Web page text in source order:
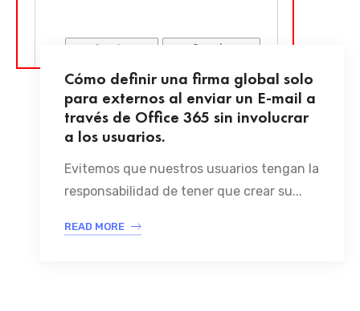
Cómo definir una firma global solo
para externos al enviar un E-mail a
través de Office 365 sin involucrar
a los usuarios.
Evitemos que nuestros usuarios tengan la
responsabilidad de tener que crear su...
READ MORE